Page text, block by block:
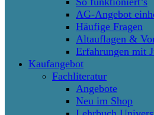
AG-Angebot
Häufige Fragen
Altauflagen &
Erfahrungen mit
Kaufangebot
Fachliteratur
Angebote
Neu im Shop